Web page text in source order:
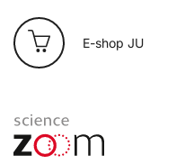
E-shop JU